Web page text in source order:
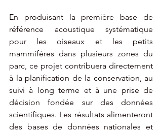
En produisant la première base de
référence acoustique systématique
pour les oiseaux et les petits
mammifères dans plusieurs zones du
parc, ce projet contribuera directement
à la planification de la conservation, au
suivi à long terme et à une prise de
décision fondée sur des données
scientifiques. Les résultats alimenteront
des bases de données nationales et